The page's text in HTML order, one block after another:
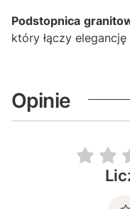
Podstopnica
który łączy
Opinie